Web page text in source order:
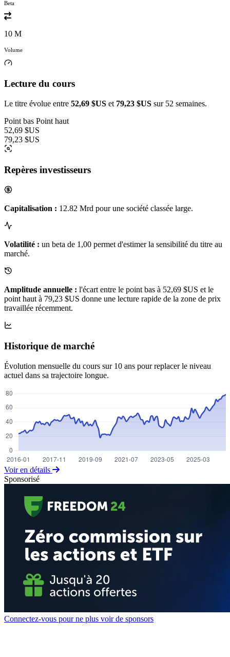
Beta
10 M
Volume
Lecture du cours
Le titre évolue entre 52,69 $US et 79,23 $US sur 52 semaines.
Point bas Point haut
52,69 $US
79,23 $US
Repères investisseurs
Capitalisation : 12.82 Mrd pour une société classée large.
Volatilité : un beta de 1,00 permet d'estimer la sensibilité du titre au
marché.
Amplitude annuelle : l'écart entre le point bas à 52,69 $US et le
point haut à 79,23 $US donne une lecture rapide de la zone de prix
travaillée récemment.
Historique de marché
Évolution mensuelle du cours sur 10 ans pour replacer le niveau
actuel dans sa trajectoire longue.
Voir en détails
Sponsorisé
Connectez-vous pour ne plus voir de sponsors